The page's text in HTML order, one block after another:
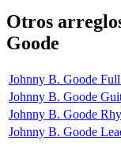
Otros
Goode
Johnny B. Goode
Johnny B. Goode
Johnny B. Goode
Johnny B. Goode